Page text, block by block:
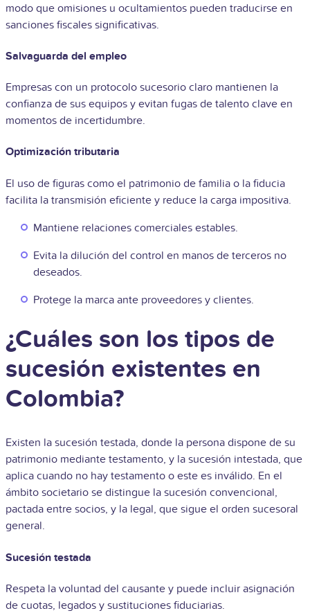
modo que omisiones u ocultamientos pueden traducirse en
sanciones fiscales significativas.
Salvaguarda del empleo
Empresas con un protocolo sucesorio claro mantienen la
confianza de sus equipos y evitan fugas de talento clave en
momentos de incertidumbre.
Optimización tributaria
El uso de figuras como el patrimonio de familia o la fiducia
facilita la transmisión eficiente y reduce la carga impositiva.
Mantiene relaciones comerciales estables.
Evita la dilución del control en manos de terceros no
deseados.
Protege la marca ante proveedores y clientes.
¿Cuáles son los tipos de
sucesión existentes en
Colombia?
Existen la sucesión testada, donde la persona dispone de su
patrimonio mediante testamento, y la sucesión intestada, que
aplica cuando no hay testamento o este es inválido. En el
ámbito societario se distingue la sucesión convencional,
pactada entre socios, y la legal, que sigue el orden sucesoral
general.
Sucesión testada
Respeta la voluntad del causante y puede incluir asignación
de cuotas, legados y sustituciones fiduciarias.